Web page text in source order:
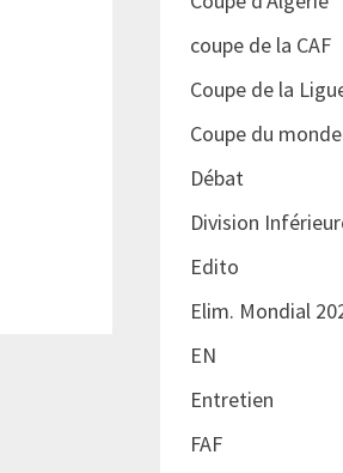
coupe de la CAF
Coupe de la
Coupe du monde
Débat
Division
Edito
Elim. Mondial
EN
Entretien
FAF